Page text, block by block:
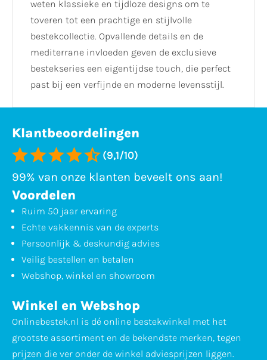
weten klassieke en tijdloze designs om te
toveren tot een prachtige en stijlvolle
bestekcollectie. Opvallende details en de
mediterrane invloeden geven de exclusieve
bestekseries een eigentijdse touch, die perfect
past bij een verfijnde en moderne levensstijl.
Klantbeoordelingen
(9,1/10)
99% van onze klanten beveelt ons aan!
Voordelen
Ruim 50 jaar ervaring
Echte vakkennis van de experts
Persoonlijk & deskundig advies
Veilig bestellen en betalen
Webshop, winkel en showroom
Winkel en Webshop
Onlinebestek.nl is dé online bestekwinkel met het
grootste assortiment en de bekendste merken, tegen
prijzen die ver onder de winkel adviesprijzen liggen.